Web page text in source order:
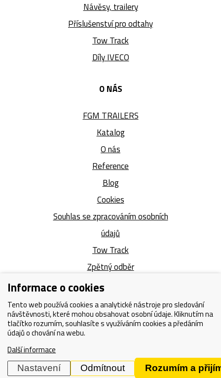
Návěsy, trailery
Příslušenství pro odtahy
Tow Track
Díly IVECO
O NÁS
FGM TRAILERS
Katalog
O nás
Reference
Blog
Cookies
Souhlas se zpracováním osobních
údajů
Tow Track
Zpětný odběr
Kontakt
Mapa webu
Instagram
Informace o cookies
Tento web používá cookies a analytické nástroje pro sledování
návštěvnosti, které mohou obsahovat osobní údaje. Kliknutím na
tlačítko rozumím, souhlasíte s využíváním cookies a předáním
údajů o chování na webu.
Další informace
Nastavení Odmítnout Rozumím a